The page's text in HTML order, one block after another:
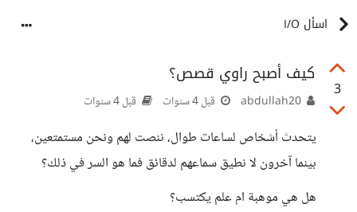
اسأل I/O
3
كيف أصبح راوي قصص؟
قبل 4 سنوات قبل 4 سنوات
يتحدث أشخاص لساعات طوال، ننصت لهم ونحن مستمتعين،
بينما آخرون لا نطيق سماعهم لدقائق فما هو السر في ذلك؟
هل هي موهبة ام علم يكتسب؟